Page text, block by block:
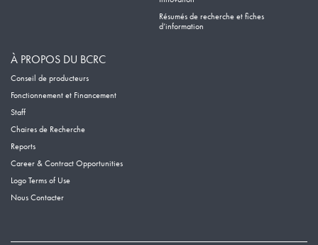
Résumés de recherche et fiches
d’information
À PROPOS DU BCRC
Conseil de producteurs
Fonctionnement et Financement
Staff
Chaires de Recherche
Reports
Career & Contract Opportunities
Logo Terms of Use
Nous Contacter